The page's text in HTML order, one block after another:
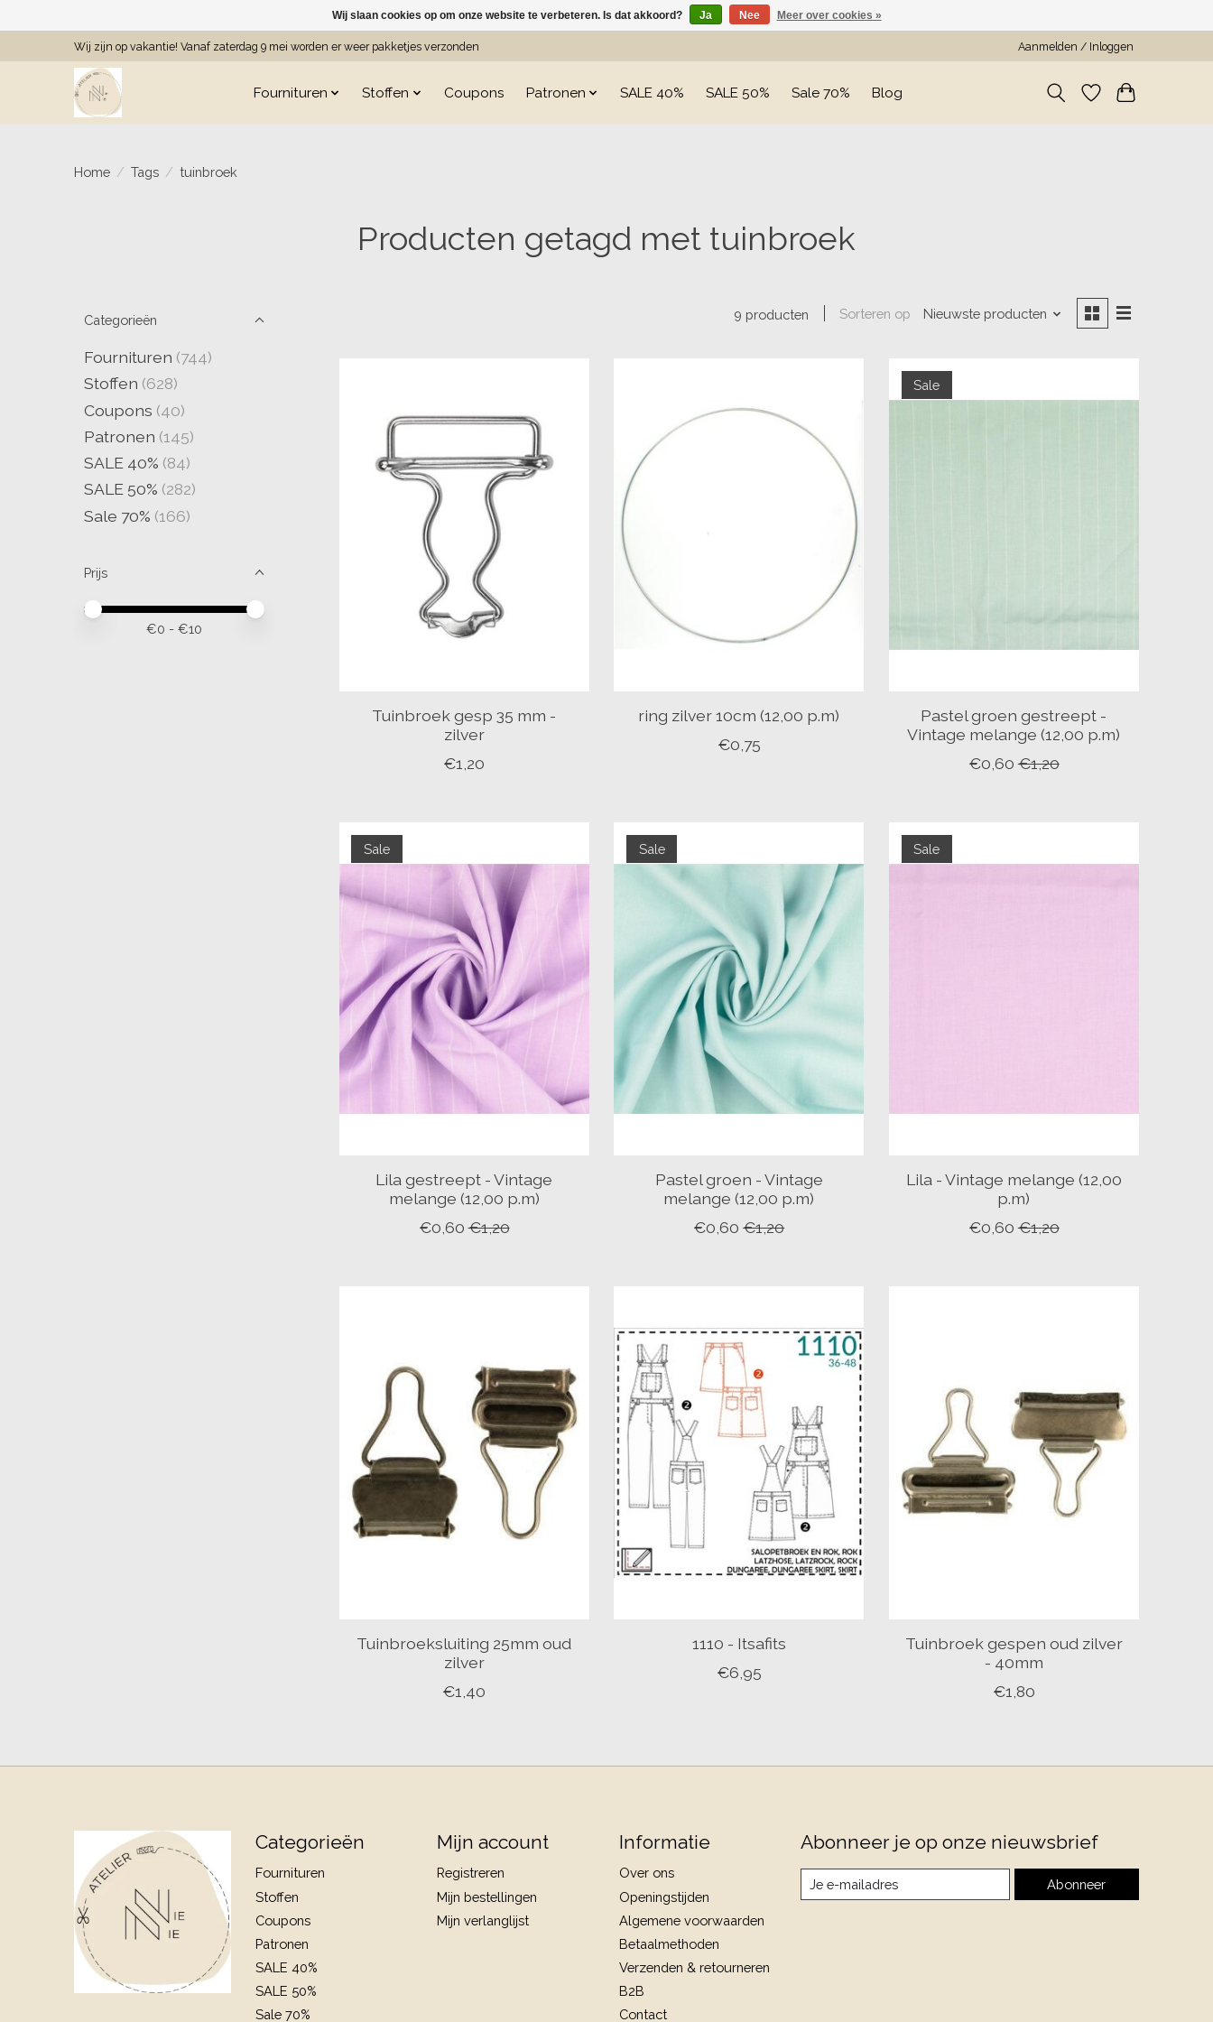
Wij zijn op vakantie! Vanaf zaterdag 9 mei worden er weer pakketjes verzonden Aanmelden / Inloggen
Fournituren Stoffen Coupons Patronen SALE 40% SALE 50% Sale 70% Blog
Home / Tags / tuinbroek
Producten getagd met tuinbroek
Categorieën
Fournituren (744)
Stoffen (628)
Coupons (40)
Patronen (145)
SALE 40% (84)
SALE 50% (282)
Sale 70% (166)
Prijs
Minimale prijswaarde
Price maximum value
€0 - €10
9 producten Sorteren op Nieuwste producten
Tuinbroek gesp 35 mm -
zilver
€1,20
ring zilver 10cm (12,00 p.m)
€0,75
Sale
Pastel groen gestreept -
Vintage melange (12,00 p.m)
€0,60 €1,20
Sale
Lila gestreept - Vintage
melange (12,00 p.m)
€0,60 €1,20
Sale
Pastel groen - Vintage
melange (12,00 p.m)
€0,60 €1,20
Sale
Lila - Vintage melange (12,00
p.m)
€0,60 €1,20
Tuinbroeksluiting 25mm oud
zilver
€1,40
1110 - Itsafits
€6,95
Tuinbroek gespen oud zilver
- 40mm
€1,80
Categorieën
Fournituren
Stoffen
Coupons
Patronen
SALE 40%
SALE 50%
Sale 70%
Mijn account
Registreren
Mijn bestellingen
Mijn verlanglijst
Informatie
Over ons
Openingstijden
Algemene voorwaarden
Betaalmethoden
Verzenden & retourneren
B2B
Contact
Abonneer je op onze nieuwsbrief
Abonneer
Wij slaan cookies op om onze website te verbeteren. Is dat akkoord? Ja Nee Meer over cookies »